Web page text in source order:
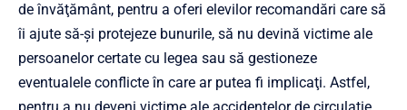
de învăţământ, pentru a oferi elevilor recomandări care să
îi ajute să-şi protejeze bunurile, să nu devină victime ale
persoanelor certate cu legea sau să gestioneze
eventualele conflicte în care ar putea fi implicaţi. Astfel,